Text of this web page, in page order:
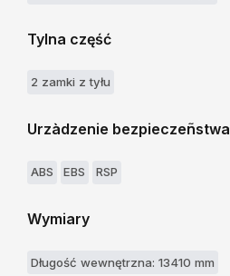
Tylna część
2 zamki z tyłu
Urzàdzenie bezpieczeñstwa
ABS EBS RSP
Wymiary
Długość wewnętrzna: 13410 mm